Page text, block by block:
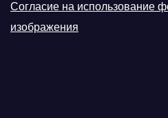
Согласие на использование
изображения